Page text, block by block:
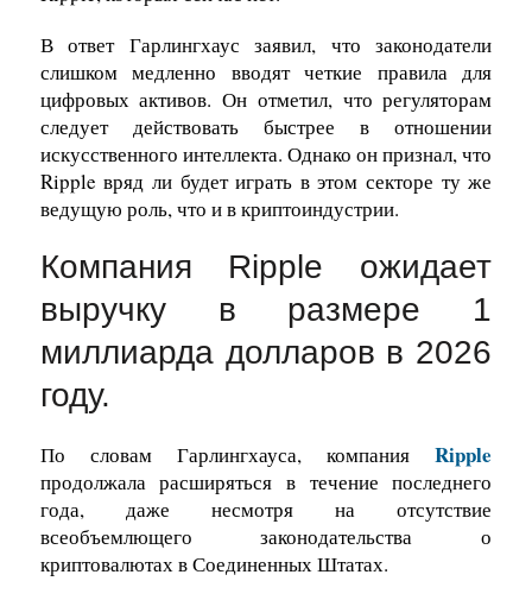
В ответ Гарлингхаус заявил, что законодатели
слишком медленно вводят четкие правила для
цифровых активов. Он отметил, что регуляторам
следует действовать быстрее в отношении
искусственного интеллекта. Однако он признал, что
Ripple вряд ли будет играть в этом секторе ту же
ведущую роль, что и в криптоиндустрии.
Компания Ripple ожидает
выручку в размере 1
миллиарда долларов в 2026
году.
По словам Гарлингхауса, компанияRipple
продолжала расширяться в течение последнего
года, даже несмотря на отсутствие
всеобъемлющего законодательства о
криптовалютах в Соединенных Штатах.